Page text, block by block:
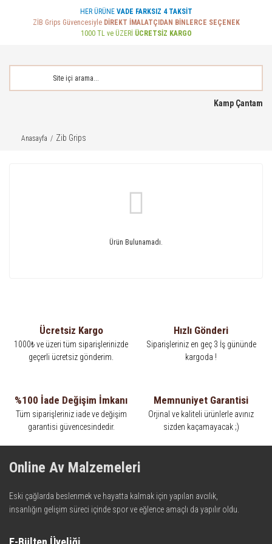
HER ÜRÜNE VADE FARKSIZ 4 TAKSİT
ZİB Grips Güvencesiyle DİREKT İMALATÇIDAN BİNLERCE SEÇENEK
1000 TL ve ÜZERİ ÜCRETSİZ KARGO
Kamp Çantam
Anasayfa Zib Grips
Ürün Bulunamadı.
Ücretsiz Kargo
1000₺ ve üzeri tüm siparişlerinizde
geçerli ücretsiz gönderim.
Hızlı Gönderi
Siparişleriniz en geç 3 İş gününde
kargoda !
%100 İade Değişim İmkanı
Tüm siparişleriniz iade ve değişim
garantisi güvencesindedir.
Memnuniyet Garantisi
Orjinal ve kaliteli ürünlerle avınız
sizden kaçamayacak ;)
Online Av Malzemeleri
Eski çağlarda beslenmek ve hayatta kalmak için yapılan avcılık,
insanlığın gelişim süreci içinde spor ve eğlence amaçlı da yapılır oldu.
teknolojinin dokunuşuyla av malzemelerinde en iyisini meydana